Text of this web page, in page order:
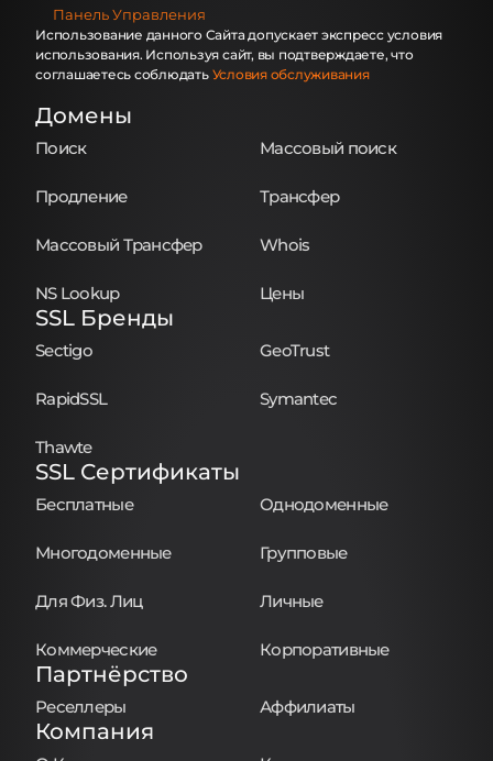
Панель Управления
Использование данного Сайта допускает экспресс условия
использования. Используя сайт, вы подтверждаете, что
соглашаетесь соблюдать Условия обслуживания
Домены
Поиск Массовый поиск
Продление Трансфер
Массовый Трансфер Whois
NS Lookup Цены
SSL Бренды
Sectigo GeoTrust
RapidSSL Symantec
Thawte
SSL Сертификаты
Бесплатные Однодоменные
Многодоменные Групповые
Для Физ. Лиц Личные
Коммерческие Корпоративные
Партнёрство
Реселлеры Аффилиаты
Компания